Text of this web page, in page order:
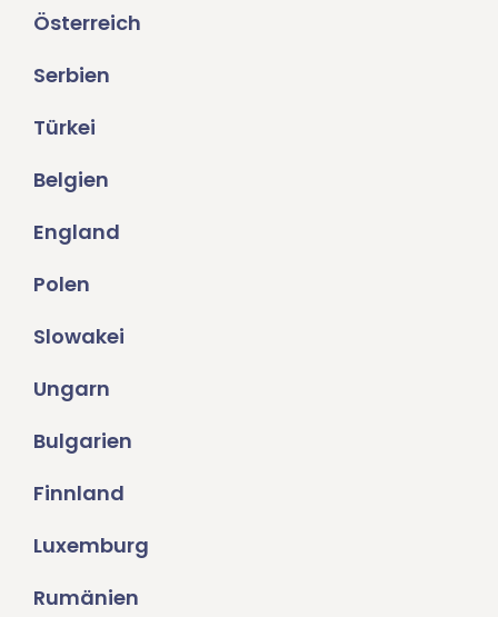
Österreich
Serbien
Türkei
Belgien
England
Polen
Slowakei
Ungarn
Bulgarien
Finnland
Luxemburg
Rumänien